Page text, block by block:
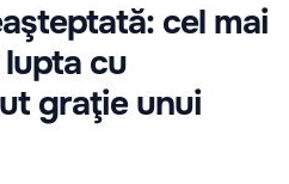
cel mai
cu
graţie unui